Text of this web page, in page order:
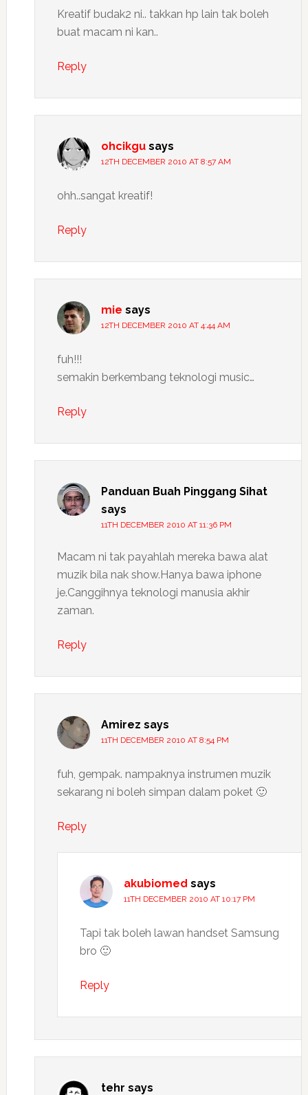
Kreatif budak2 ni.. takkan hp lain tak boleh
buat macam ni kan..
Reply
ohcikgu says
12TH DECEMBER 2010 AT 8:57 AM
ohh..sangat kreatif!
Reply
mie says
12TH DECEMBER 2010 AT 4:44 AM
fuh!!!
semakin berkembang teknologi music…
Reply
Panduan Buah Pinggang Sihat
says
11TH DECEMBER 2010 AT 11:36 PM
Macam ni tak payahlah mereka bawa alat
muzik bila nak show.Hanya bawa iphone
je.Canggihnya teknologi manusia akhir
zaman.
Reply
Amirez says
11TH DECEMBER 2010 AT 8:54 PM
fuh, gempak. nampaknya instrumen muzik
sekarang ni boleh simpan dalam poket 🙂
Reply
akubiomed says
11TH DECEMBER 2010 AT 10:17 PM
Tapi tak boleh lawan handset Samsung
bro 🙂
Reply
tehr says